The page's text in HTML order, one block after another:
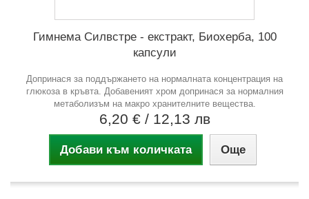
Гимнема Силвстре - екстракт, Биохерба, 100
капсули
Допринася за поддържането на нормалната концентрация на
глюкоза в кръвта. Добавеният хром допринася за нормалния
метаболизъм на макро хранителните вещества.
6,20 € / 12,13 лв
Добави към количката Още